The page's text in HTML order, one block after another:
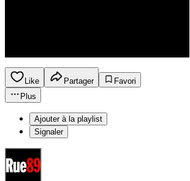
Like Partager
Favori
Plus
Ajouter à la playlist
Signaler